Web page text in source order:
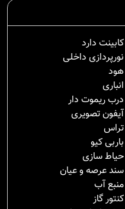
کابینت دارد
نورپردازی داخلی
هود
انباری
درب ریموت دار
آیفون تصویری
تراس
باربی کیو
حیاط سازی
سند عرصه و عیان
منبع آب
کنتور گاز